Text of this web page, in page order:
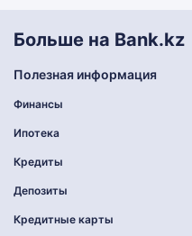
Больше на Bank.kz
Полезная информация
Финансы
Ипотека
Кредиты
Депозиты
Кредитные карты